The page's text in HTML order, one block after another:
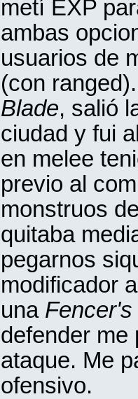
metí EXP
ambas
usuarios de
(con
Blade, salió
ciudad y fui
en melee
previo al
monstruos
quitaba
pegarnos
modificador
una
defender me
ataque. Me
ofensivo.